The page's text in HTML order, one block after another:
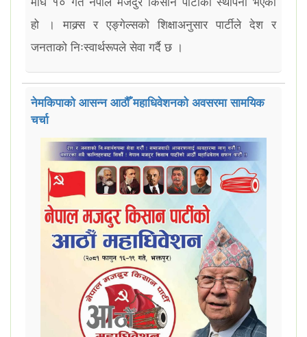
हो । माक्र्स र एङ्गेल्सको शिक्षाअनुसार पार्टीले देश र
जनताको निःस्वार्थरूपले सेवा गर्दै छ ।
नेमकिपाको आसन्न आठौँ महाधिवेशनको अवसरमा सामयिक
चर्चा